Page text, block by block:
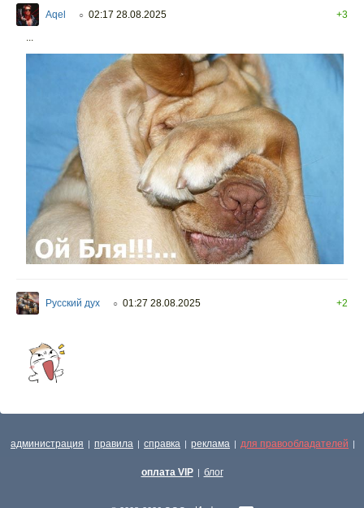
Aqel ○ 02:17 28.08.2025
+3
Русский дух ○ 01:27 28.08.2025 +2
администрация | правила | справка | реклама | для правообладателей |
оплата VIP | блог